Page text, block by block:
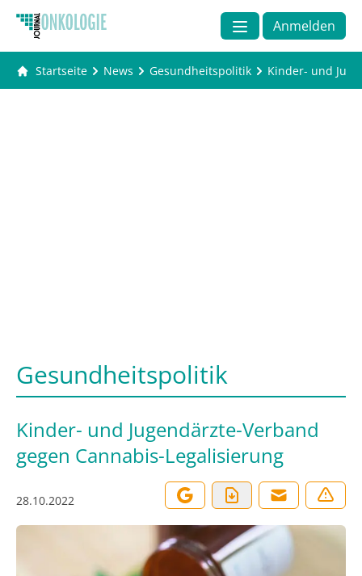
Anmelden
Startseite News Gesundheitspolitik Kinder- und
Gesundheitspolitik
Kinder- und Jugendärzte-Verband
gegen Cannabis-Legalisierung
28.10.2022